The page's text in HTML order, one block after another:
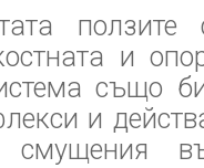
и
също
и